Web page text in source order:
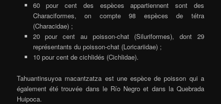
60 pour cent des espèces appartiennent sont des
Characiformes, on compte 98 espèces de tétra
(Characidae) ;
20 pour cent au poisson-chat (Siluriformes), dont 29
représentants du poisson-chat (Loricariidae) ;
10 pour cent de cichlidés (Cichlidae).
Tahuantinsuyoa macantzatza est une espèce de poisson qui a
également été trouvée dans le Río Negro et dans la Quebrada
Huipoca.